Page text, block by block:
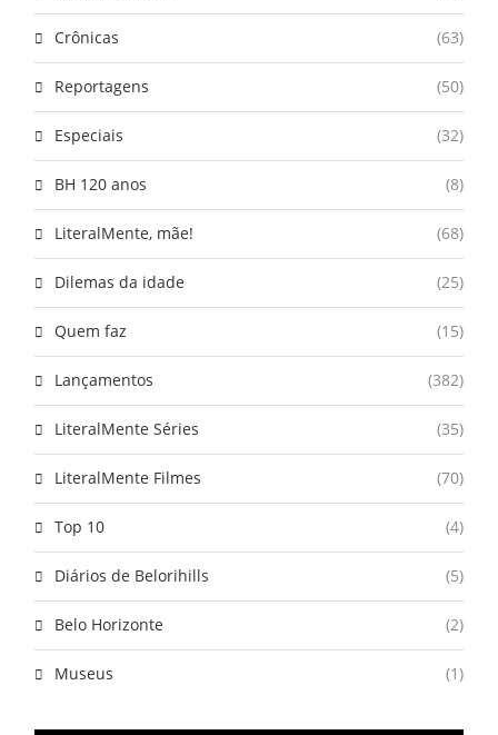
Crônicas (63)
Reportagens (50)
Especiais (32)
BH 120 anos (8)
LiteralMente, mãe! (68)
Dilemas da idade (25)
Quem faz (15)
Lançamentos (382)
LiteralMente Séries (35)
LiteralMente Filmes (70)
Top 10 (4)
Diários de Belorihills (5)
Belo Horizonte (2)
Museus (1)